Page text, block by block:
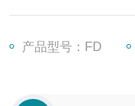
产品型号：FD